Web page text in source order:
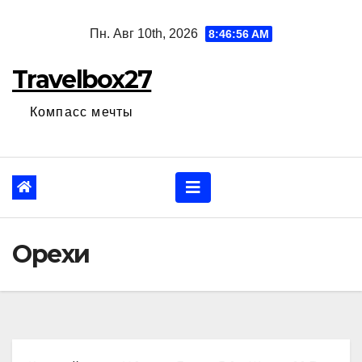
Пн. Авг 10th, 2026 8:46:57 AM
Travelbox27
Компасс мечты
Орехи